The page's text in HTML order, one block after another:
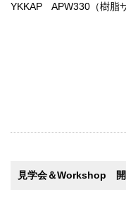
YKKAP APW330（樹脂
見学会＆Workshop 開